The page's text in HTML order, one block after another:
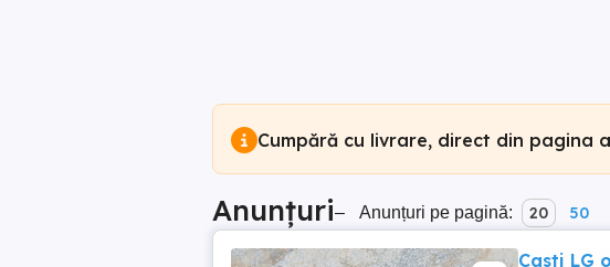
Cumpără cu livrare, direct din pagina
Anunțuri– Anunțuri pe pagină: 20 50
Casti LG